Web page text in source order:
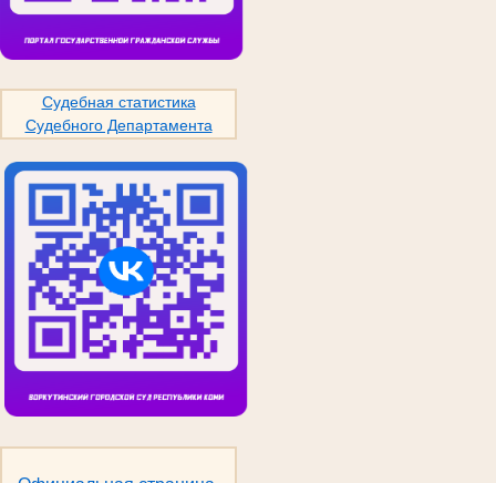
Судебная статистика
Судебного Департамента